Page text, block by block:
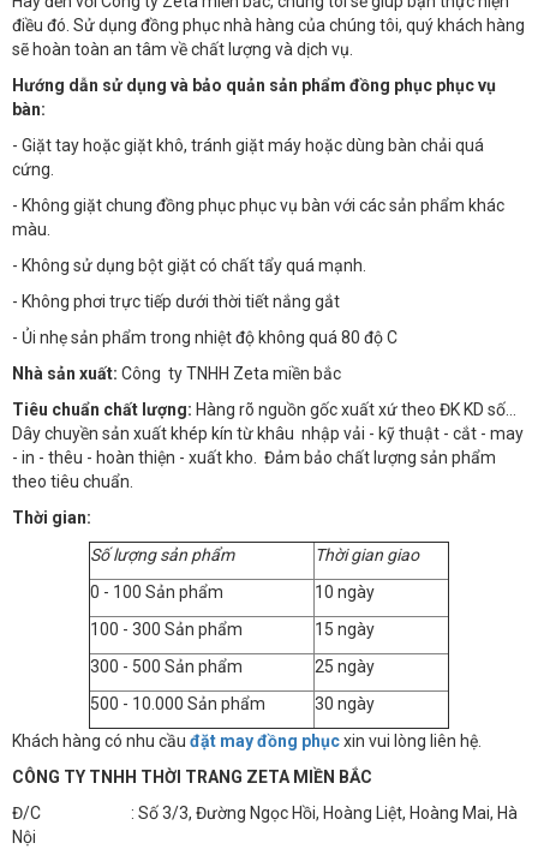
điều đó. Sử dụng đồng phục nhà hàng của chúng tôi, quý khách hàng
sẽ hoàn toàn an tâm về chất lượng và dịch vụ.
Hướng dẫn sử dụng và bảo quản sản phẩm đồng phục phục vụ
bàn:
- Giặt tay hoặc giặt khô, tránh giặt máy hoặc dùng bàn chải quá
cứng.
- Không giặt chung đồng phục phục vụ bàn với các sản phẩm khác
màu.
- Không sử dụng bột giặt có chất tẩy quá mạnh.
- Không phơi trực tiếp dưới thời tiết nắng gắt
- Ủi nhẹ sản phẩm trong nhiệt độ không quá 80 độ C
Nhà sản xuất: Công ty TNHH Zeta miền bắc
Tiêu chuẩn chất lượng: Hàng rõ nguồn gốc xuất xứ theo ĐK KD số…
Dây chuyền sản xuất khép kín từ khâu nhập vải - kỹ thuật - cắt - may
- in - thêu - hoàn thiện - xuất kho. Đảm bảo chất lượng sản phẩm
theo tiêu chuẩn.
Thời gian:
Số lượng sản phẩm
Thời gian giao
0 - 100 Sản phẩm
10 ngày
100 - 300 Sản phẩm
15 ngày
300 - 500 Sản phẩm
25 ngày
500 - 10.000 Sản phẩm
30 ngày
Khách hàng có nhu cầu đặt may đồng phụcxin vui lòng liên hệ.
CÔNG TY TNHH THỜI TRANG ZETA MIỀN BẮC
Đ/C : Số 3/3, Đường Ngọc Hồi, Hoàng Liệt, Hoàng Mai, Hà
Nội